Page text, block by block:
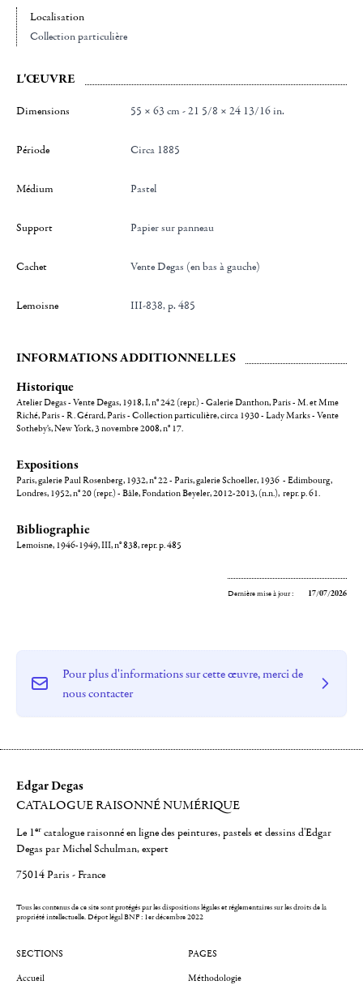
Localisation
Collection particulière
L'ŒUVRE
Dimensions 55 × 63 cm - 21 5/8 × 24 13/16 in.
Période Circa 1885
Médium Pastel
Support Papier sur panneau
Cachet Vente Degas (en bas à gauche)
Lemoisne III-838, p. 485
INFORMATIONS ADDITIONNELLES
Historique
Atelier Degas - Vente Degas, 1918, I, n° 242 (repr.) - Galerie Danthon, Paris - M. et Mme
Riché, Paris - R. Gérard, Paris - Collection particulière, circa 1930 - Lady Marks - Vente
Sotheby's, New York, 3 novembre 2008, n° 17.
Expositions
Paris, galerie Paul Rosenberg, 1932, n° 22 - Paris, galerie Schoeller, 1936 - Edimbourg,
Londres, 1952, n° 20 (repr.) - Bâle, Fondation Beyeler, 2012-2013, (n.n.), repr. p. 61.
Bibliographie
Lemoisne, 1946-1949, III, n° 838, repr. p. 485
Dernière mise à jour : 17/07/2026
Pour plus d'informations sur cette œuvre, merci de
nous contacter
Edgar Degas
CATALOGUE RAISONNÉ NUMÉRIQUE
Le 1er catalogue raisonné en ligne des peintures, pastels et dessins d'Edgar
Degas par Michel Schulman, expert
75014 Paris - France
Tous les contenus de ce site sont protégés par les dispositions légales et réglementaires sur les droits de la
propriété intellectuelle.Dépot légal BNF : 1er décembre 2022
SECTIONS
Accueil
PAGES
Méthodologie